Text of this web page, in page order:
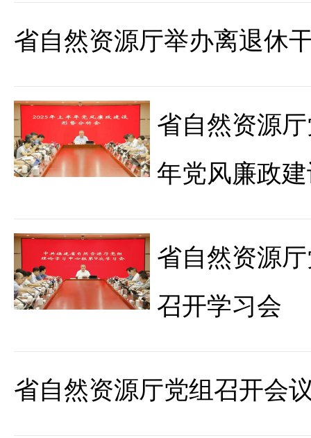
省自然资源厅举办离退休
省自然资源
年党风廉政
省自然资源
召开学习会
省自然资源厅党组召开会